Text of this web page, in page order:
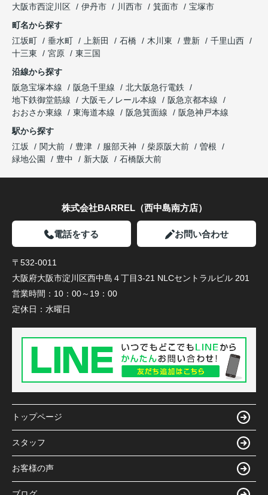
大阪市西淀川区
伊丹市 川西市 箕面市
宝塚市
町名から探す
江坂町
垂水町 上新田 石橋 木川東 豊新
千里山西
十三東
宮原
東三国
沿線から探す
阪急宝塚本線
阪急千里線
北大阪急行電鉄
地下鉄御堂筋線
大阪モノレール本線
阪急京都本線
おおさか東線
東海道本線 阪急箕面線
阪急神戸本線
駅から探す
江坂
関大前 豊津 服部天神 柴原阪大前
曽根
緑地公園
豊中 新大阪 石橋阪大前
株式会社BARREL（西中島南方店）
電話をする お問い合わせ
〒532-0011
大阪府大阪市淀川区西中島４丁目3-21 NLCセントラルビル 201
営業時間： 10：00～19：00
定休日： 水曜日
トップページ
スタッフ
お客様の声